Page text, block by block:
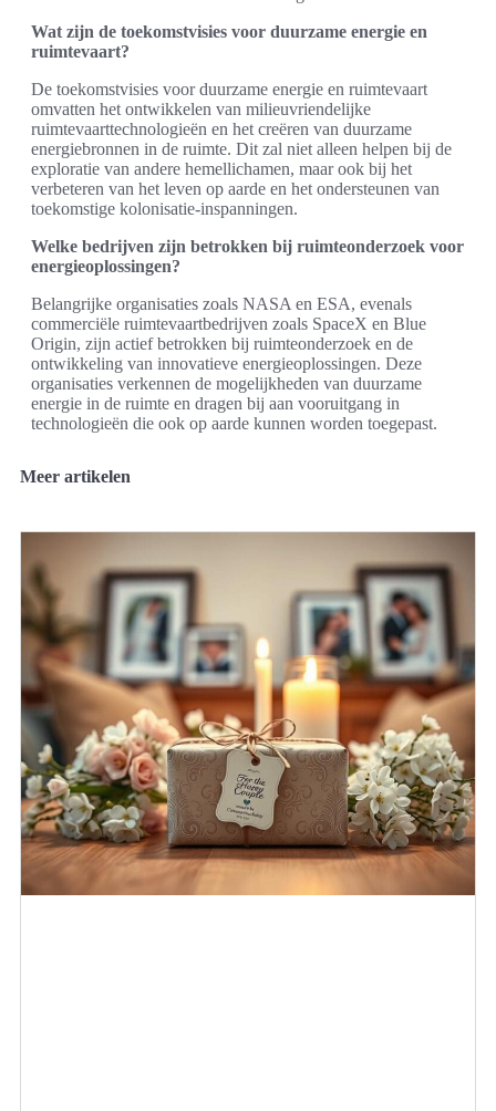
Wat zijn de toekomstvisies voor duurzame energie en
ruimtevaart?
De toekomstvisies voor duurzame energie en ruimtevaart
omvatten het ontwikkelen van milieuvriendelijke
ruimtevaarttechnologieën en het creëren van duurzame
energiebronnen in de ruimte. Dit zal niet alleen helpen bij de
exploratie van andere hemellichamen, maar ook bij het
verbeteren van het leven op aarde en het ondersteunen van
toekomstige kolonisatie-inspanningen.
Welke bedrijven zijn betrokken bij ruimteonderzoek voor
energieoplossingen?
Belangrijke organisaties zoals NASA en ESA, evenals
commerciële ruimtevaartbedrijven zoals SpaceX en Blue
Origin, zijn actief betrokken bij ruimteonderzoek en de
ontwikkeling van innovatieve energieoplossingen. Deze
organisaties verkennen de mogelijkheden van duurzame
energie in de ruimte en dragen bij aan vooruitgang in
technologieën die ook op aarde kunnen worden toegepast.
Meer artikelen